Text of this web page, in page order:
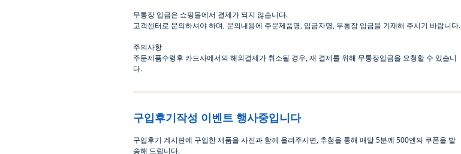
무통장 입금은 쇼핑몰에서 결제가 되지 않습니다.
고객센터로 문의하셔야 하며 문의내용에 주문제품명 입금자명 무통장 입금을 기재해 주시기 바랍니다.
주의사항
주문제품수령후 카드사에서의 해외결제가취소될 경우 재 결제를 위해 무통장입금을 요청할 수 있습니
다.
구입후기작성 이벤트 행사중입니다
구입후기 계시판에 구입한 제품을 사진과 함께 올려주시면 추첨을 통해 매달5분께 500엔의 쿠폰을 발
송해 드립니다.